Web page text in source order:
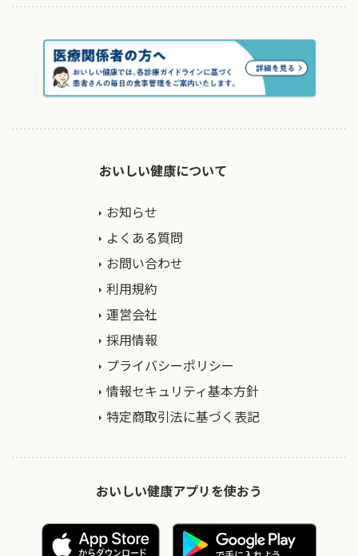
おいしい健康について
お知らせ
よくある質問
お問い合わせ
利用規約
運営会社
採用情報
プライバシーポリシー
情報セキュリティ基本方針
特定商取引法に基づく表記
おいしい健康アプリを使おう